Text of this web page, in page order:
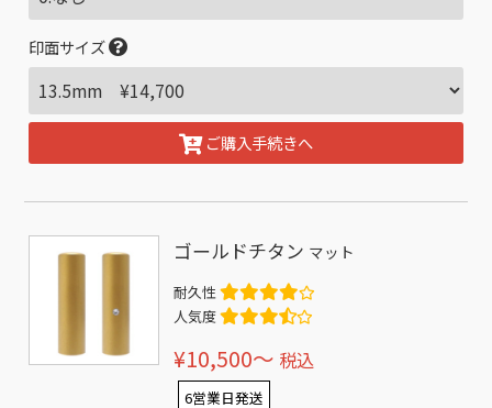
印面サイズ
ご購入手続きへ
ゴールドチタン マット
耐久性
人気度
¥10,500〜 税込
6営業日発送